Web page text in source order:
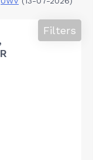
Filters